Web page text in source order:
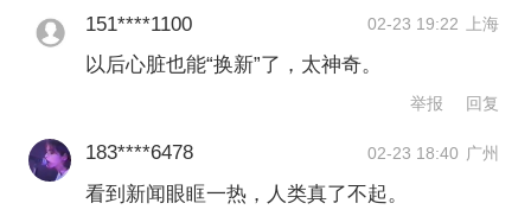
破，与其国内清晰的转化路径与长期的
资本推动密不可分。他呼吁更多企业家
和耐心资本能够关注该领域，共同推动
再生医学的发展。
151****1100 02-23 19:22 上海
以后心脏也能“换新”了，太神奇。
举报 回复
183****6478 02-23 18:40 广州
看到新闻眼眶一热，人类真了不起。